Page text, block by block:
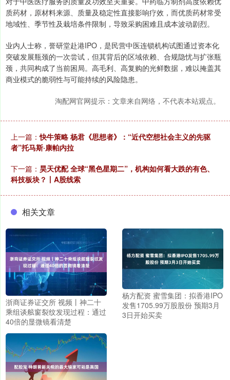
质药材，原材料来源、质量及稳定性直接影响疗效，而优质药材常受
地域性、季节性及栽培条件限制，导致采购困难且成本波动剧烈。
业内人士称，誉研堂赴港IPO，是民营中医连锁机构试图通过资本化
突破发展瓶颈的一次尝试，但其背后的区域依赖、合规隐忧与扩张瓶
颈，共同构成了当前困局。高毛利、高复购的光鲜数据，难以掩盖其
商业模式的脆弱性与可能持续的风险隐患。
淘配网官网提示：文章来自网络，不代表本站观点。
上一篇：快牛策略 杨君《思想者》：“近代空想社会主义的先驱
者”托马斯·康帕内拉
下一篇： 昊天优配 全球“黑色星期二”，机构如何看大跌的有色、
科技板块？丨A股线索
相关文章
浙商证券证交所 视频丨神二十
乘组谈舷窗裂纹发现过程：通过
40倍的显微镜看清楚
杨方配资 蜜雪集团：拟香港IPO
发售1705.99万股股份 预期3月
3日开始买卖